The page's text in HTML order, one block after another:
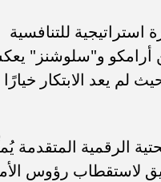
استراتيجية للتنافسية
أرامكو و"سلوشنز"
لم يعد الابتكار
الرقمية المتقدمة
لاستقطاب رؤوس